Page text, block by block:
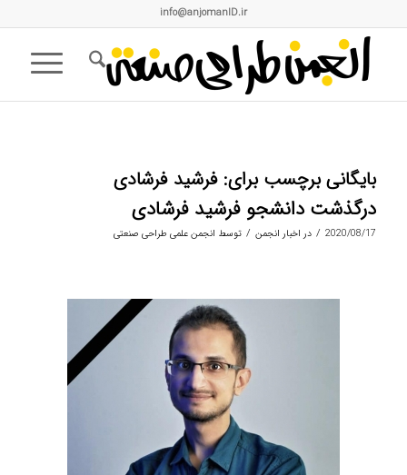
info@anjomanID.ir
بایگانی برچسب برای: فرشید فرشادی
درگذشت دانشجو فرشید فرشادی
2020/08/17
/ در اخبار انجمن / توسط انجمن علمی طراحی صنعتی